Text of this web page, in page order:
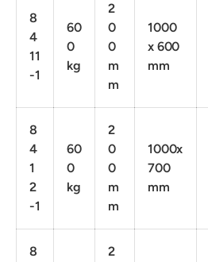
8
4
11
-1
60
0
kg
2
0
0
m
m
1000
x 600
mm
8
4
1
2
-1
60
0
kg
2
0
0
m
m
1000x
700
mm
8
2